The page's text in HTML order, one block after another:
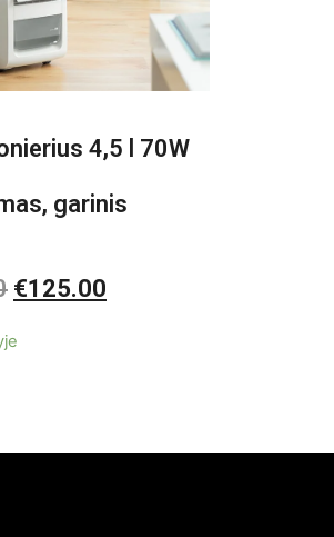
4,5 l 70W
garinis
€125.00